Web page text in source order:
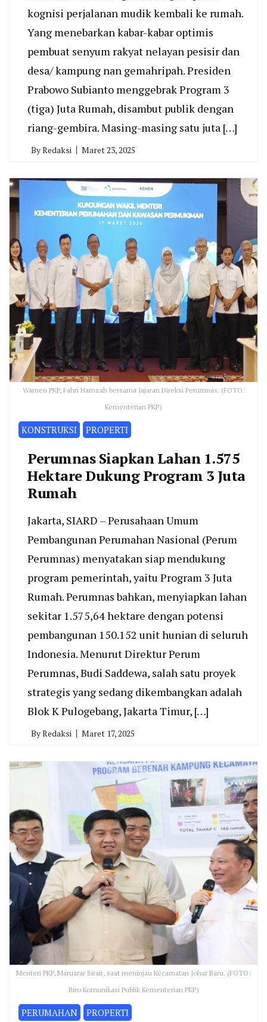
kognisi perjalanan mudik kembali ke rumah.
Yang menebarkan kabar-kabar optimis
pembuat senyum rakyat nelayan pesisir dan
desa/ kampung nan gemahripah. Presiden
Prabowo Subianto menggebrak Program 3
(tiga) Juta Rumah, disambut publik dengan
riang-gembira. Masing-masing satu juta […]
ByRedaksi Maret 23, 2025
Wamen PKP, Fahri Hamzah bersama Jajaran Direksi Perumnas. (FOTO:
Kementerian PKP)
KONSTRUKSI PROPERTI
Perumnas Siapkan Lahan 1.575
Hektare Dukung Program 3 Juta
Rumah
Jakarta, SIARD – Perusahaan Umum
Pembangunan Perumahan Nasional (Perum
Perumnas) menyatakan siap mendukung
program pemerintah, yaitu Program 3 Juta
Rumah. Perumnas bahkan, menyiapkan lahan
sekitar 1.575,64 hektare dengan potensi
pembangunan 150.152 unit hunian di seluruh
Indonesia. Menurut Direktur Perum
Perumnas, Budi Saddewa, salah satu proyek
strategis yang sedang dikembangkan adalah
Blok K Pulogebang, Jakarta Timur, […]
ByRedaksi Maret 17, 2025
Menteri PKP, Maruarar Sirait, saat meninjau Kecamatan Johar Baru. (FOTO:
Biro Komunikasi Publik Kementerian PKP)
PERUMAHAN PROPERTI